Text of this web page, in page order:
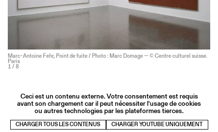
Marc-Antoine Fehr, Point de fuite / Photo : Marc Domage — © Centre culturel suisse.
Paris
1 / 8
Ceci est un contenu externe. Votre consentement est requis
avant son chargement car il peut nécessiter l'usage de cookies
ou autres technologies par les plateformes tierces.
CHARGER TOUS LES CONTENUS CHARGER YOUTUBE UNIQUEMENT